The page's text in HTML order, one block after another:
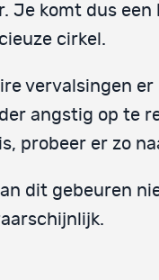
Je komt dus een
cirkel.
vervalsingen
angstig op te
probeer er zo
dit gebeuren